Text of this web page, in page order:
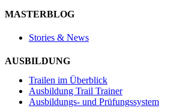
MASTERBLOG
Stories & News
AUSBILDUNG
Trailen im Überblick
Ausbildung Trail Trainer
Ausbildungs- und Prüfungssystem